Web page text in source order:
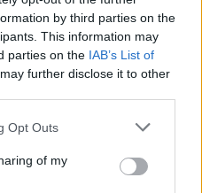
by third parties on the
This information may
parties on the IAB’s List of
further disclose it to other
Opt Outs
of my
lett az ISM feldolgozóipari
azonban a foglalkoztatotsági
az árnyomás is még túl